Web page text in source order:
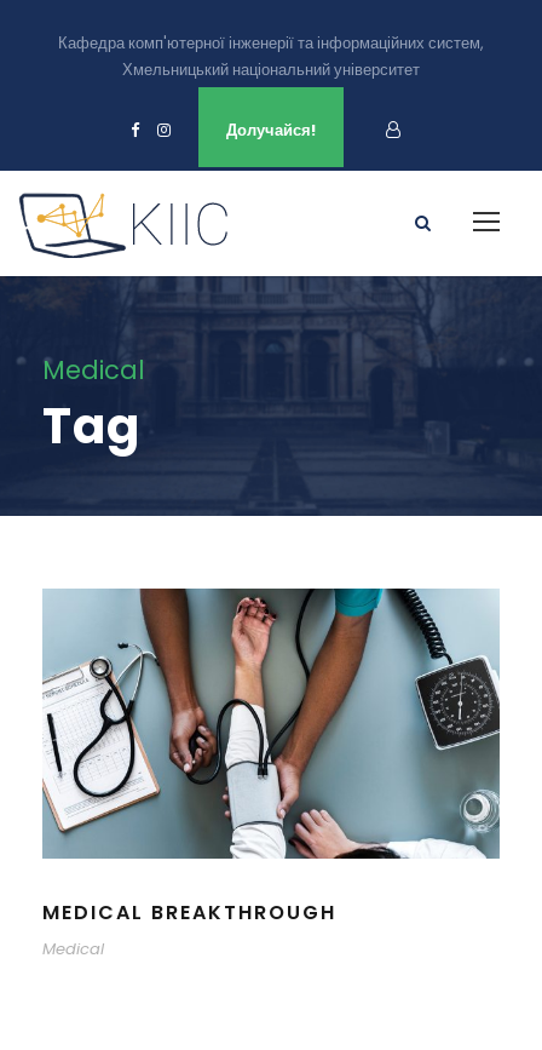
Кафедра комп'ютерної інженерії та інформаційних систем,
Хмельницький національний університет
Долучайся!
Medical
Tag
MEDICAL BREAKTHROUGH
Medical